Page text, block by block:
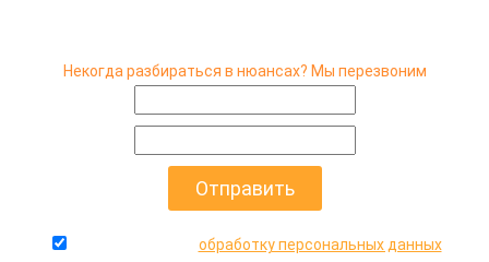
Некогда разбираться в нюансах? Мы перезвоним
обработку персональных данных